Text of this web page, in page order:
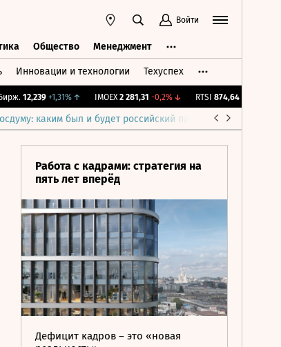
Войти
Общество Менеджмент
Инновации и технологии Техуспех
12,239 +1,31%↑ IMOEX 2 281,31 -0,2%↓ RTSI 874,64 -1,12%
каким был и будет российский парламент
Работа с кадрами: стратегия на
пять лет вперёд
Дефицит кадров – это «новая